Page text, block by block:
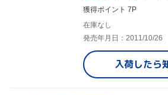
獲得ポイント 7P
在庫なし
発売年月日：2011/10/26
入荷したら